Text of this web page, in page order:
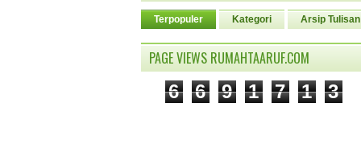
Terpopuler Kategori Arsip Tulisan
PAGE VIEWS RUMAHTAARUF.COM
6 6 9 1 7 1 3